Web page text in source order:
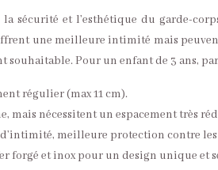
sécurité et l’esthétique du garde-
une meilleure intimité mais
Pour un enfant de 3 ans,
régulier (max 11 cm).
mais nécessitent un espacement très
meilleure protection contre les
forgé et inox pour un design unique et